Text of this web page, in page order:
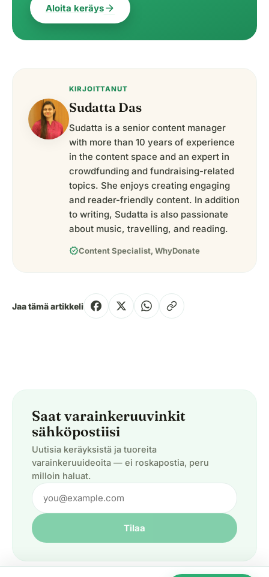
Aloita keräysarrow_forward
KIRJOITTANUT
Sudatta Das
Sudatta is a senior content manager
with more than 10 years of experience
in the content space and an expert in
crowdfunding and fundraising-related
topics. She enjoys creating engaging
and reader-friendly content. In addition
to writing, Sudatta is also passionate
about music, travelling, and reading.
verifiedContent Specialist, WhyDonate
Jaa tämä artikkeli
Saat varainkeruuvinkit
sähköpostiisi
Uutisia keräyksistä ja tuoreita
varainkeruuideoita — ei roskapostia, peru
milloin haluat.
Tilaa